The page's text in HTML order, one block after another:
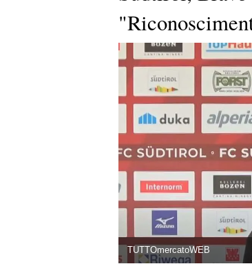
TUTTOmercatoWEB